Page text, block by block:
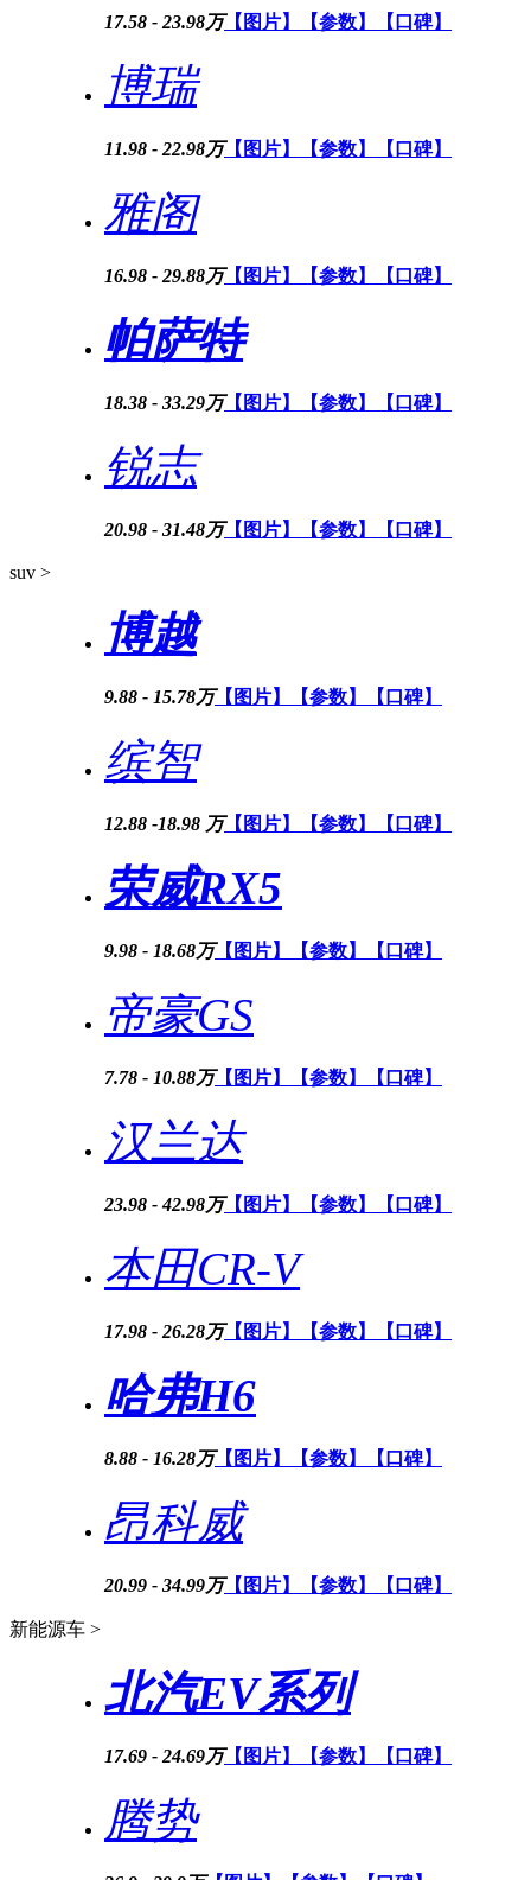
17.58 - 23.98万【图片】 【参数】 【口碑】
博瑞
11.98 - 22.98万【图片】 【参数】 【口碑】
雅阁
16.98 - 29.88万【图片】 【参数】 【口碑】
帕萨特
18.38 - 33.29万【图片】 【参数】 【口碑】
锐志
20.98 - 31.48万【图片】 【参数】 【口碑】
suv >
博越
9.88 - 15.78万【图片】 【参数】 【口碑】
缤智
12.88 -18.98 万【图片】 【参数】 【口碑】
荣威RX5
9.98 - 18.68万【图片】 【参数】 【口碑】
帝豪GS
7.78 - 10.88万【图片】 【参数】 【口碑】
汉兰达
23.98 - 42.98万【图片】 【参数】 【口碑】
本田CR-V
17.98 - 26.28万【图片】 【参数】 【口碑】
哈弗H6
8.88 - 16.28万【图片】 【参数】 【口碑】
昂科威
20.99 - 34.99万【图片】 【参数】 【口碑】
新能源车 >
北汽EV系列
17.69 - 24.69万【图片】 【参数】 【口碑】
腾势